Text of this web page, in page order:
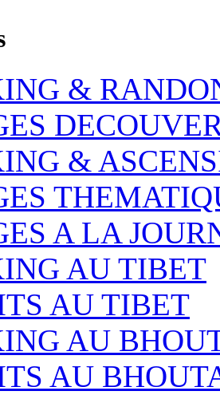
&
&
A LA
AU TIBET
AU TIBET
AU
AU